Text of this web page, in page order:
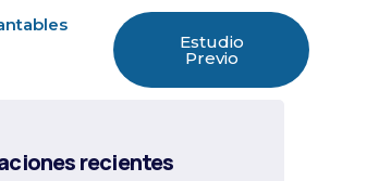
Estudio
Previo
recientes